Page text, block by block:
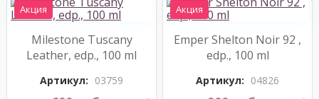
Акция
Milestone Tuscany
Leather, edp., 100 ml
Артикул: 03759
Акция
Emper Shelton Noir 92 ,
edp., 100 ml
Артикул: 04826